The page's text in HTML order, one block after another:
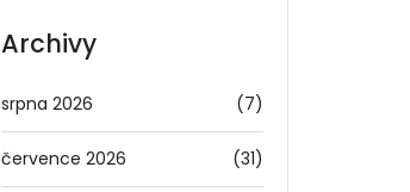
Archivy
srpna 2026 (7)
července 2026 (31)